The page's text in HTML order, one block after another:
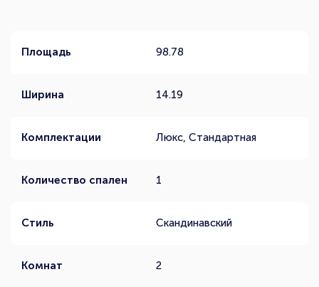
Площадь 98.78
Ширина 14.19
Комплектации Люкс, Стандартная
Количество спален 1
Стиль Скандинавский
Комнат 2